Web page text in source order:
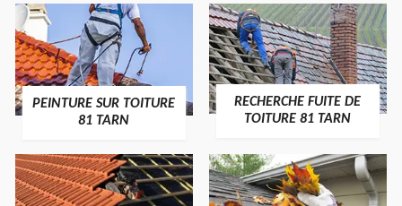
PEINTURE SUR TOITURE
81 TARN
RECHERCHE FUITE DE
TOITURE 81 TARN